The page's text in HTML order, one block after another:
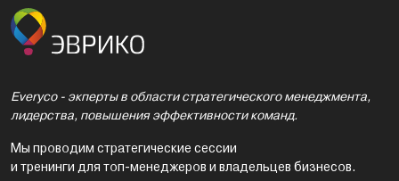
Everyco - экперты в области стратегического менеджмента,
лидерства, повышения эффективности команд.
Мы проводим стратегические сессии
и тренинги для топ-менеджеров и владельцев бизнесов.